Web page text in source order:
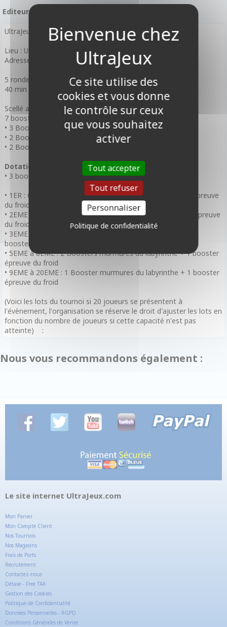
Editeur :
UltraJeux organise tournoi scellé à la boutique de Bastille
Lieu : Ultrajeux Bastille
Adresse : 13 Rue Amelot 75011 Paris
5 rondes de 30 min BO1
40 min de préparation de deck
Scellé avec:
7 boosters distribués pour le scellé :
• 3 Boosters murmures du labyrinthe
• 2 Boosters Epreuve du froid
• 2 Boosters Au-delà des portes
Dotations en fin de tournoi pour 20 joueurs
• 3 boosters promo Labyrinthe des Murmures
• 1ER : 6 Boosters murmures du labyrinthe + 6 Boosters épreuve
du froid
• 2EME : 5 Boosters murmures du labyrinthe + 4 booster épreuve
du froid
• 3EME & 4 EME : 3 Boosters murmures du labyrinthe + 3
boosters épreuve du froid
• 5EME à 8EME : 2 Boosters murmures du labyrinthe + 1 booster
épreuve du froid
• 9EME à 20EME : 1 Booster murmures du labyrinthe + 1 booster
épreuve du froid
(Voici les lots du tournoi si 20 joueurs se présentent à
l'évènement, l'organisation se réserve le droit d'ajuster les lots en
fonction du nombre de joueurs si cette capacité n'est pas
atteinte) :
Nous vous recommandons également :
Le site internet UltraJeux.com
Mon Panier
Mon Compte Client
Nos Tournois
Nos Magasins
Frais de Ports
Recrutement
Contactez-nous
Détaxe - Free TAX
Gestion des Cookies
Politique de Confidentialité
Données Personnelles - RGPD
Conditions Générales de Vente
Ce site utilise des
cookies et vous donne
le contrôle sur ceux
que vous souhaitez
activer
Tout accepter
Tout refuser
Personnaliser
Politique de confidentialité